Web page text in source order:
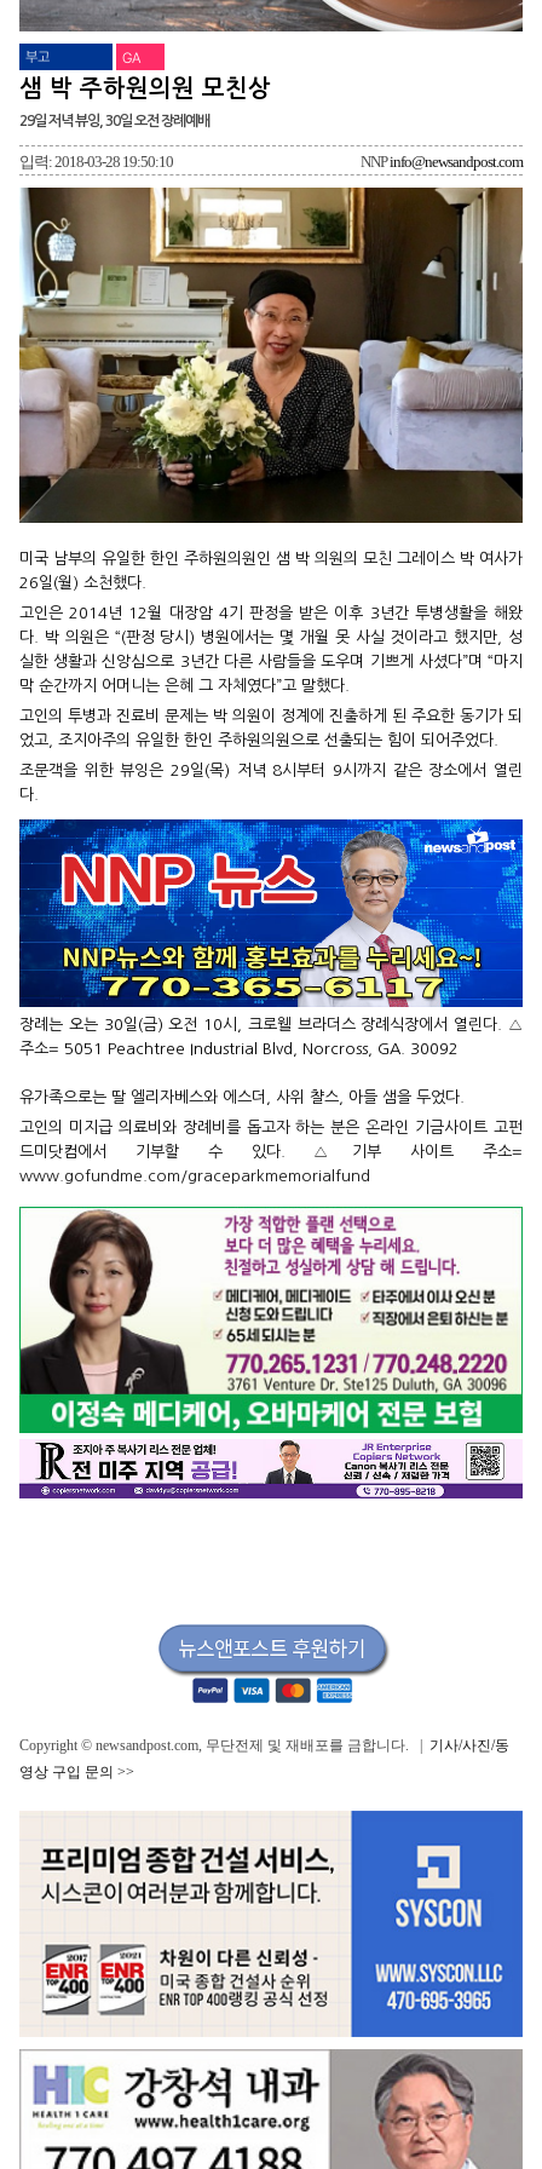
부고 GA
샘 박 주하원의원 모친상
29일 저녁 뷰잉, 30일 오전 장례예배
입력: 2018-03-28 19:50:10 NNPinfo@newsandpost.com
미국 남부의 유일한 한인 주하원의원인 샘 박 의원의 모친 그레이스 박 여사가
26일(월) 소천했다.
고인은 2014년 12월 대장암 4기 판정을 받은 이후 3년간 투병생활을 해왔
다. 박 의원은 “(판정 당시) 병원에서는 몇 개월 못 사실 것이라고 했지만, 성
실한 생활과 신앙심으로 3년간 다른 사람들을 도우며 기쁘게 사셨다”며 “마지
막 순간까지 어머니는 은혜 그 자체였다”고 말했다.
고인의 투병과 진료비 문제는 박 의원이 정계에 진출하게 된 주요한 동기가 되
었고, 조지아주의 유일한 한인 주하원의원으로 선출되는 힘이 되어주었다.
조문객을 위한 뷰잉은 29일(목) 저녁 8시부터 9시까지 같은 장소에서 열린
다.
장례는 오는 30일(금) 오전 10시, 크로웰 브라더스 장례식장에서 열린다. △
주소= 5051 Peachtree Industrial Blvd, Norcross, GA. 30092
유가족으로는 딸 엘리자베스와 에스더, 사위 챨스, 아들 샘을 두었다.
고인의 미지급 의료비와 장례비를 돕고자 하는 분은 온라인 기금사이트 고펀
드미닷컴에서 기부할 수 있다. △기부 사이트 주소=
www.gofundme.com/graceparkmemorialfund
Copyright © newsandpost.com, 무단전제 및 재배포를 금합니다. | 기사/사진/동
영상 구입 문의 >>